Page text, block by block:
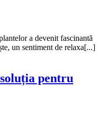
a devenit fascinantă
un sentiment de relaxa[...]
pentru